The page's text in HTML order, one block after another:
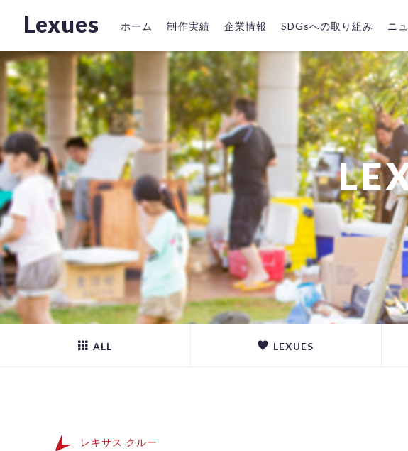
Lexues ホーム 制作実績 企業情報 SDGsへの取り組み ニ
ALL LEXUES
レキサス クルー